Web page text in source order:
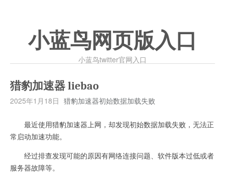
小蓝鸟网页版入口
小蓝鸟twitter官网入口
猎豹加速器 liebao
2025年1月18日 猎豹加速器初始数据加载失败
最近使用猎豹加速器上网，却发现初始数据加载失败，无法正
常启动加速功能。
经过排查发现可能的原因有网络连接问题、软件版本过低或者
服务器故障等。